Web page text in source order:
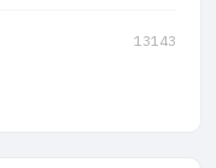
13143